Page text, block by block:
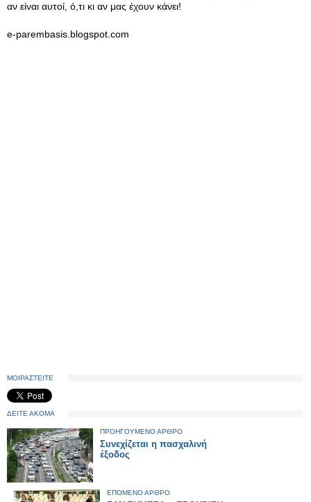
αν είναι αυτοί, ό,τι κι αν μας έχουν κάνει!
e-parembasis.blogspot.com
ΜΟΙΡΑΣΤΕΙΤΕ
ΔΕΙΤΕ ΑΚΟΜΑ
ΠΡΟΗΓΟΥΜΕΝΟ ΑΡΘΡΟ
Συνεχίζεται η πασχαλινή
έξοδος
ΕΠΟΜΕΝΟ ΑΡΘΡΟ